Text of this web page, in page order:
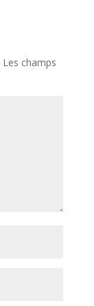
Les champs